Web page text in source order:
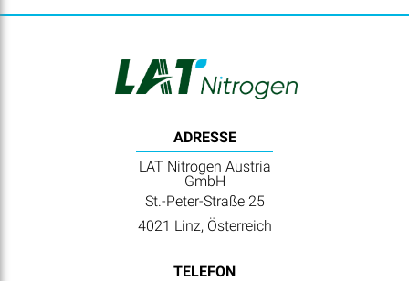
ADRESSE
LAT Nitrogen Austria
GmbH
St.-Peter-Straße 25
4021 Linz, Österreich
TELEFON